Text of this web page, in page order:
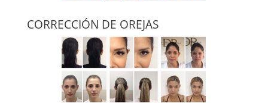
CORRECCIÓN DE OREJAS